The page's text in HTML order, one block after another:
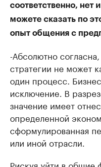
соответственно, нет
можете сказать по
опыт общения с
-Абсолютно
стратегии не может
один процесс.
исключение. В
значение имеет
определенной
сформулированная
или иной отрасли.
Рискуя уйти в общие